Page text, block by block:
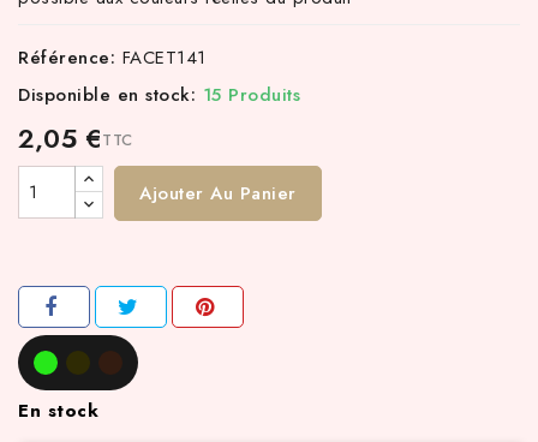
Référence: FACET141
Disponible en stock: 15 Produits
2,05 €TTC
Ajouter Au Panier
En stock